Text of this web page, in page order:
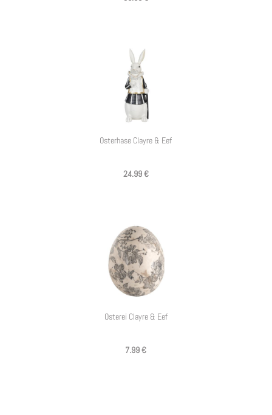
Osterhase Clayre & Eef
24.99 €
Osterei Clayre & Eef
7.99 €